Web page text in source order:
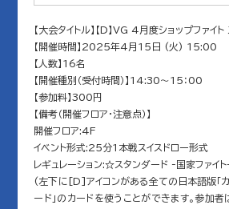
【大会タイトル】【D】VG 4月度ショップファ
【開催時間】2025年4月15日 (火) 15:00
【人数】16名
【開催種別（受付時間）】14:30～15：00
【参加料】300円
【備考（開催フロア・注意点）】
開催フロア:4F
イベント形式:25分1本戦スイスドロー形式
レギュレーション:☆スタンダード -国家ファイト
(左下に[D]アイコンがある全ての日本語版「カ
ード」のカードを使うことができます。参加